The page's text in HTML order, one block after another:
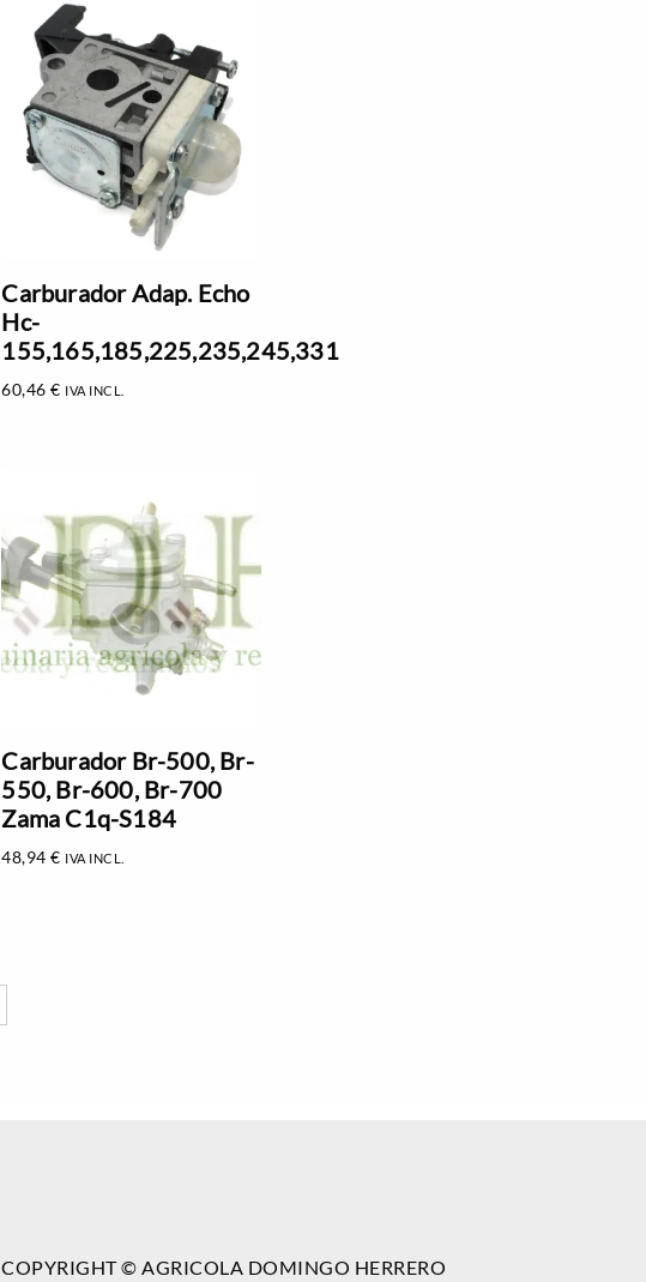
Carburador Adap. Echo
Hc-
155,165,185,225,235,245,331
60,46€ IVA INCL.
Carburador Br-500, Br-
550, Br-600, Br-700
Zama C1q-S184
48,94€ IVA INCL.
COPYRIGHT © AGRICOLA DOMINGO HERRERO